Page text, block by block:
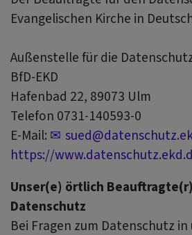
Evangelischen Kirche in
Außenstelle für die
BfD-EKD
Hafenbad 22, 89073 Ulm
Telefon 0731-140593-0
E-Mail:
https://
Unser(e) örtlich
Datenschutz
Bei Fragen zum Datenschutz in